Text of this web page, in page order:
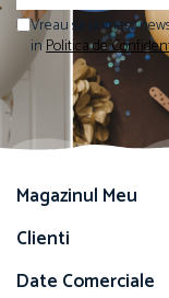
Vreau sa primesc
inPolitica de
Magazinul Meu
Clienti
Date Comerciale